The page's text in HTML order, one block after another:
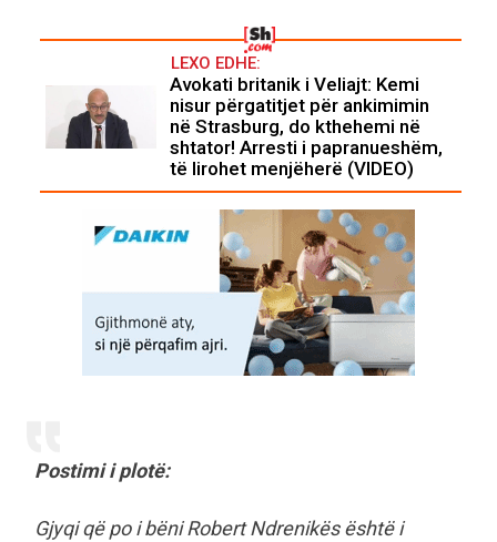
LEXO EDHE:
Avokati britanik i Veliajt: Kemi
nisur përgatitjet për ankimimin
në Strasburg, do kthehemi në
shtator! Arresti i papranueshëm,
të lirohet menjëherë (VIDEO)
Postimi i plotë:
Gjyqi që po i bëni Robert Ndrenikës është i